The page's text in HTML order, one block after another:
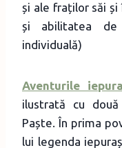
și ale fraților săi
și abilitatea
individuală)
Aventurile
ilustrată cu
Paște. În prima
lui legenda